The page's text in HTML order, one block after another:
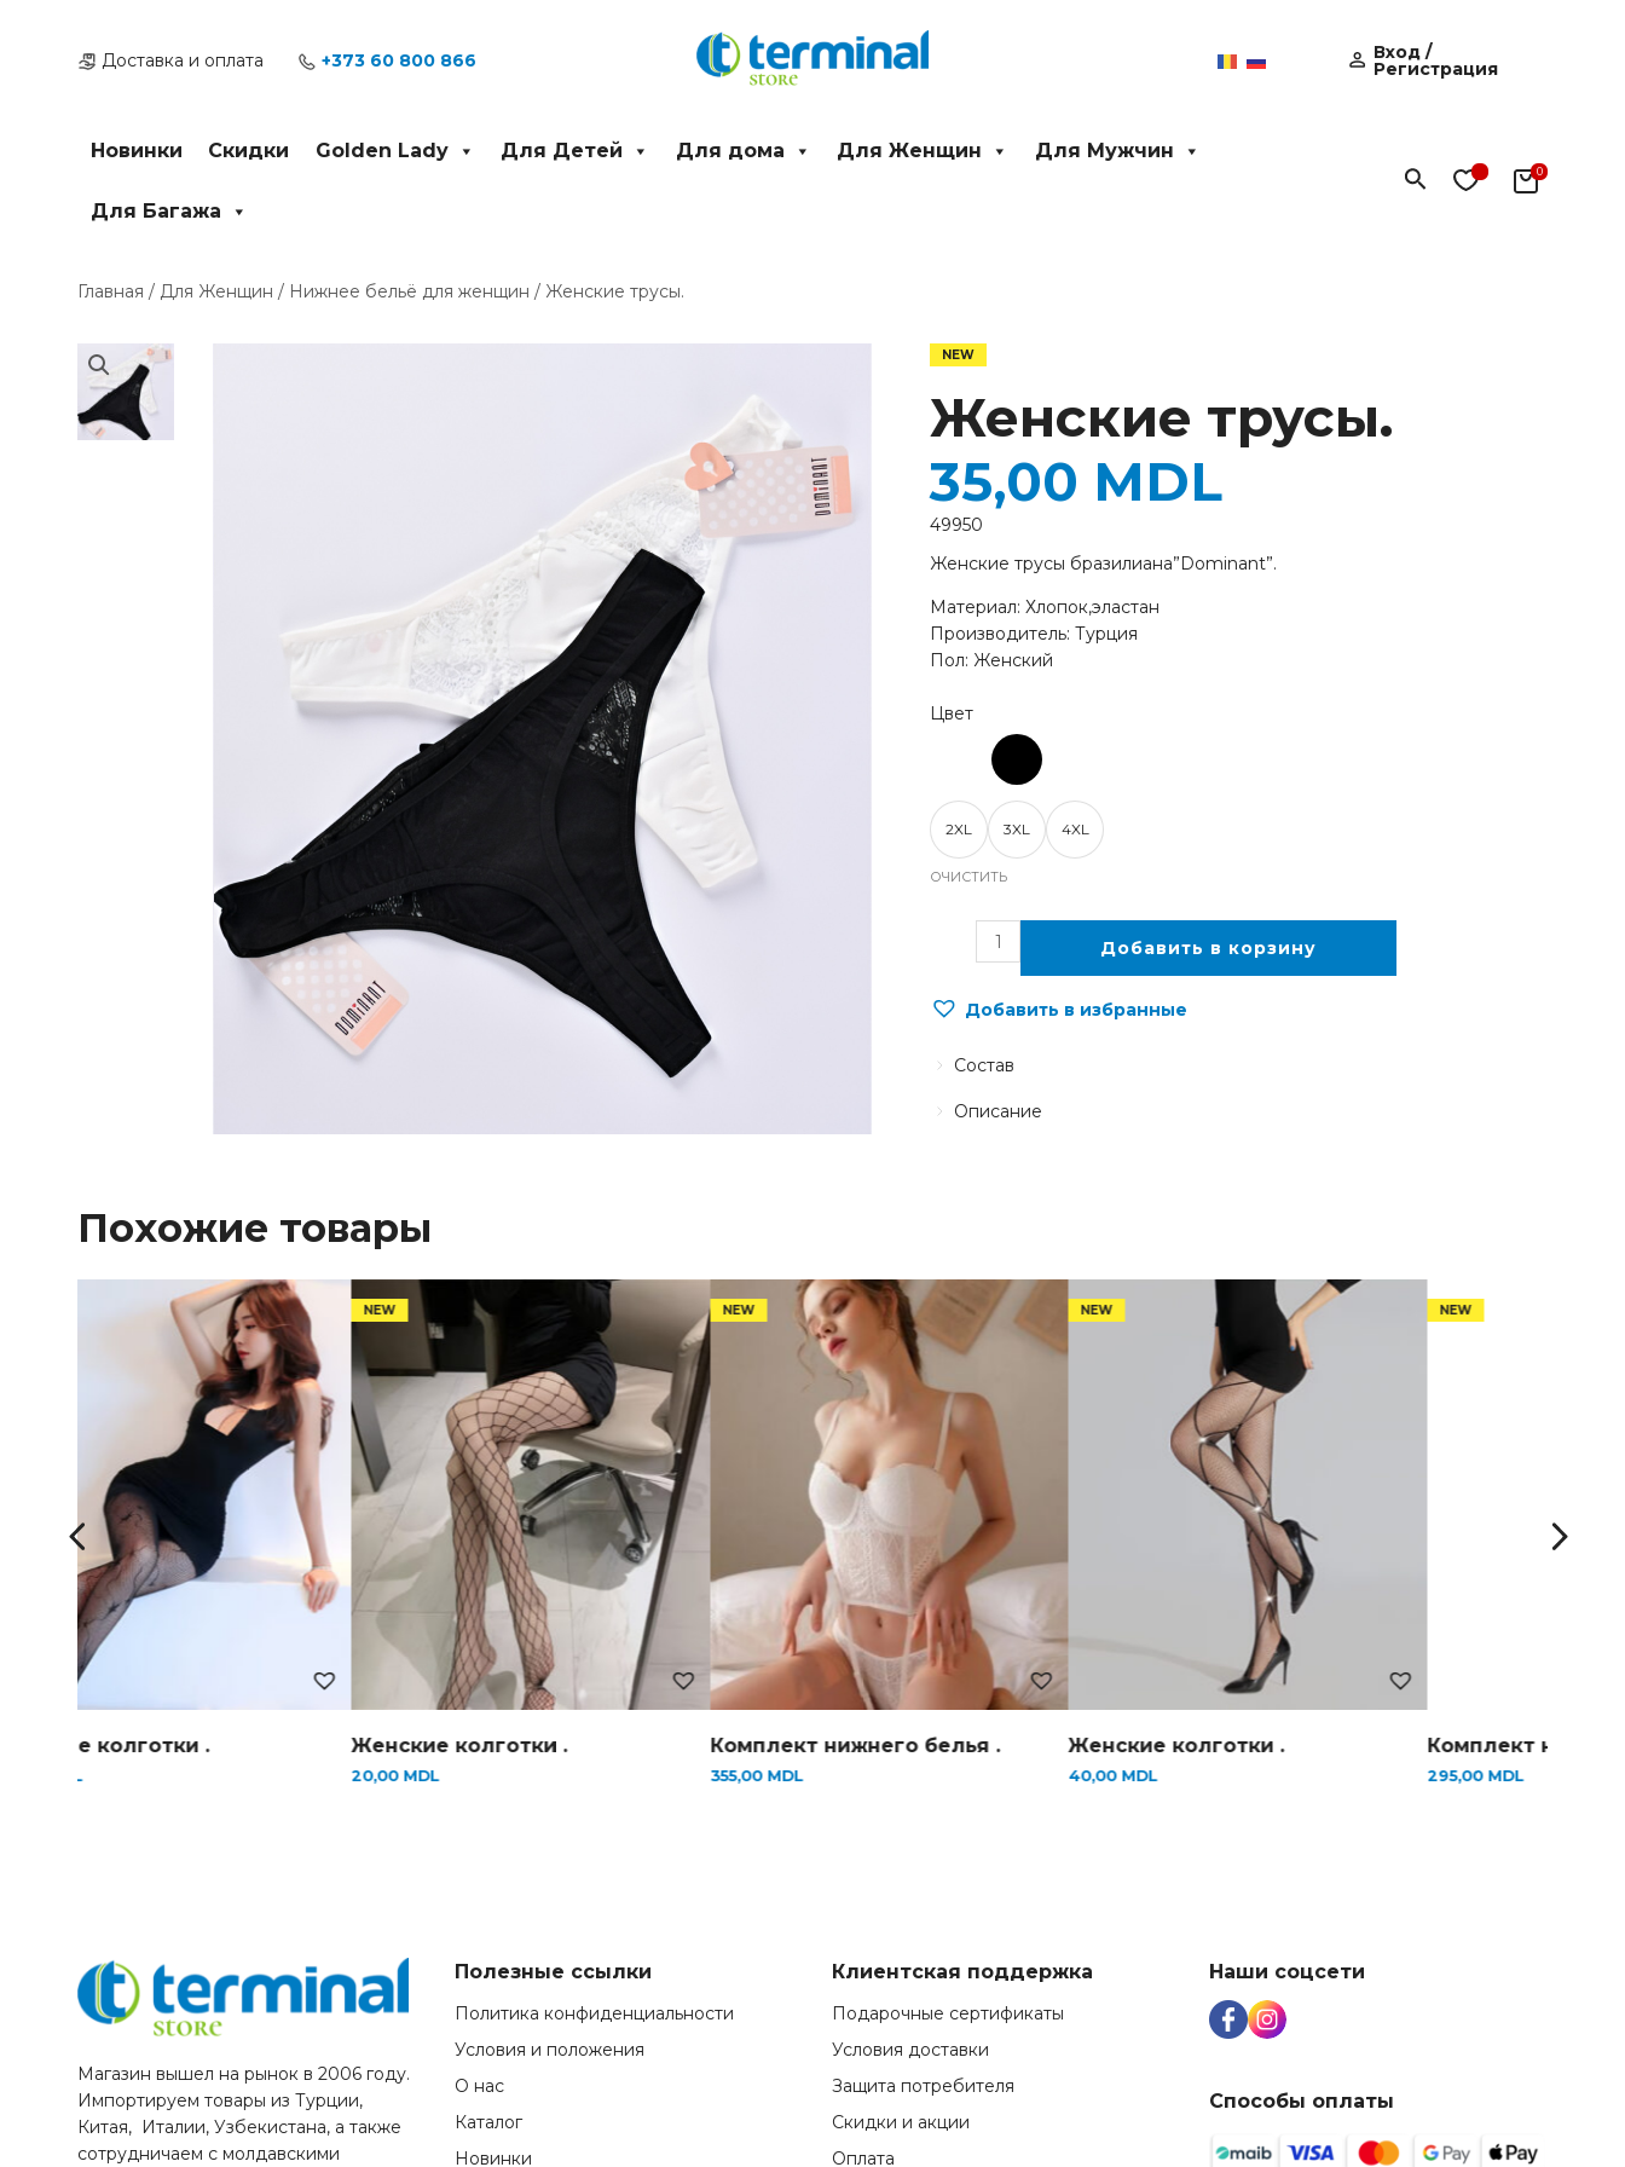
содержимомуДоставка и оплата +373 60 800 866 Вход /
Регистрация
Новинки Скидки Golden Lady Для Детей Для дома Для Женщин Для Мужчин
Для Багажа
Поиск
Главная / Для Женщин / Нижнее бельё для женщин / Женские трусы.
Женские трусы.
Женские трусы бразилиана”Dominant”.
Материал: Хлопок,эластан
Производитель: Турция
Пол: Женский
35,00 MDL
2XL 3XL 4XL
ОЧИСТИТЬ
товара
Женские
трусы.
Добавить в корзину
Добавить в избранные
49950
Описание
Состав
Похожие товары
колготки .
MDL
Женские колготки .
20,00 MDL
Комплект нижнего белья .
355,00 MDL
Женские колготки .
40,00 MDL
Комплект
295,00 MDL
Магазин вышел на рынок в 2006 году.
Импортируем товары из Турции,
Китая, Италии, Узбекистана, а также
сотрудничаем с молдавскими
Полезные ссылки
Политика конфиденциальности
Условия и положения
О нас
Каталог
Новинки
Клиентская поддержка
Подарочные сертификаты
Условия доставки
Защита потребителя
Скидки и акции
Оплата
Наши соцсети
Способы оплаты